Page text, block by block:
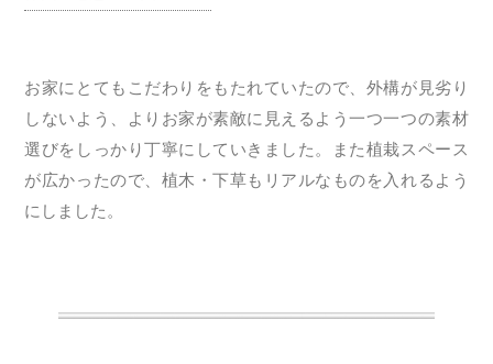
お家にとてもこだわりをもたれていたので、外構が見劣り
しないよう、よりお家が素敵に見えるよう一つ一つの素材
選びをしっかり丁寧にしていきました。また植栽スペース
が広かったので、植木・下草もリアルなものを入れるよう
にしました。